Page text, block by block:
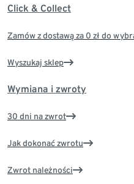
Click & Collect
Zamów z dostawą za 0 zł do
Wyszukaj sklep
Wymiana i zwroty
30 dni na zwrot
Jak dokonać zwrotu
Zwrot należności